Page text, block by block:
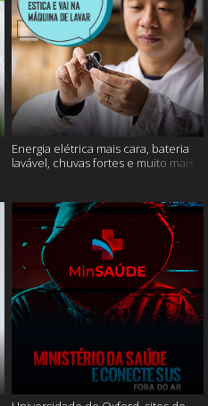
Energia elétrica mais cara, bateria
lavável, chuvas fortes e muito mais